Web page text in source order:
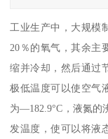
工业生产中，大规模
20％的氧气，其余主
缩并冷却，然后通过
极低温度可以使空气
为—182.9°C，液氮的
发温度，使可以将液